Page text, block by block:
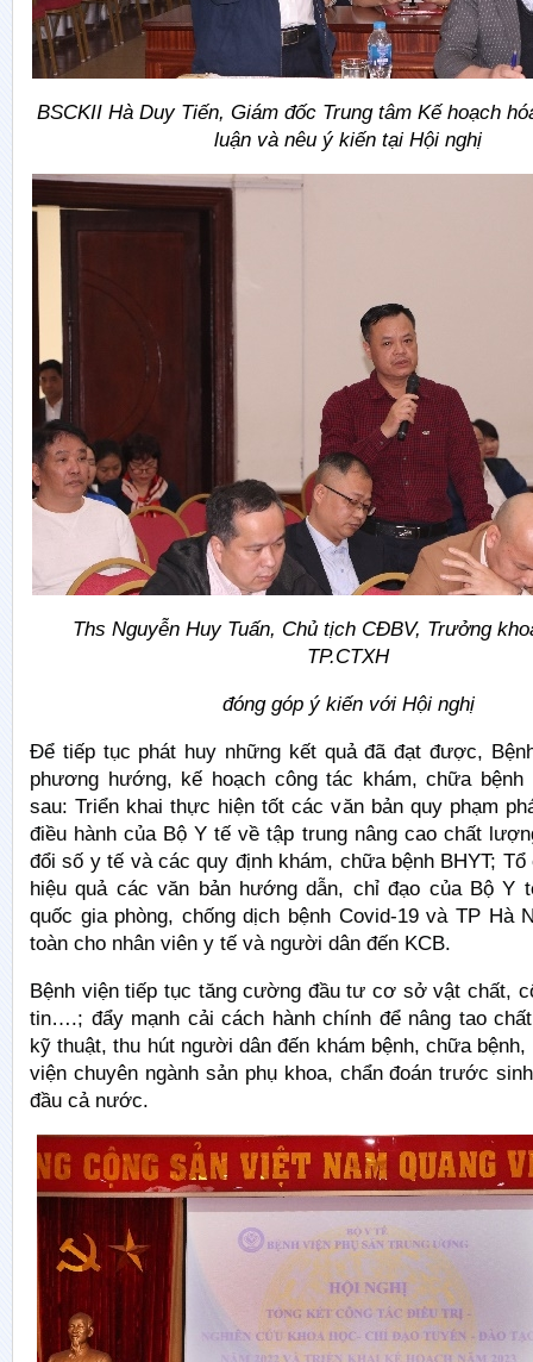
BSCKII Hà Duy Tiến, Giám đốc Trung tâm Kế hoạch
luận và nêu ý kiến tại Hội nghị
Ths Nguyễn Huy Tuấn, Chủ tịch CĐBV, Trưởng
TP.CTXH
đóng góp ý kiến với Hội nghị
Để tiếp tục phát huy những kết quả đã đạt được,
phương hướng, kế hoạch công tác khám, chữa bệnh
sau: Triển khai thực hiện tốt các văn bản quy phạm
điều hành của Bộ Y tế về tập trung nâng cao chất
đổi số y tế và các quy định khám, chữa bệnh BHYT;
hiệu quả các văn bản hướng dẫn, chỉ đạo của Bộ Y
quốc gia phòng, chống dịch bệnh Covid-19 và TP Hà
toàn cho nhân viên y tế và người dân đến KCB.
Bệnh viện tiếp tục tăng cường đầu tư cơ sở vật chất,
tin….; đẩy mạnh cải cách hành chính để nâng tao
kỹ thuật, thu hút người dân đến khám bệnh, chữa
viện chuyên ngành sản phụ khoa, chẩn đoán trước
đầu cả nước.